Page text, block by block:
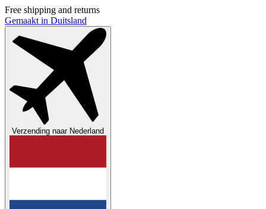
Free shipping and returns
Gemaakt in Duitsland
Verzending naarNederland